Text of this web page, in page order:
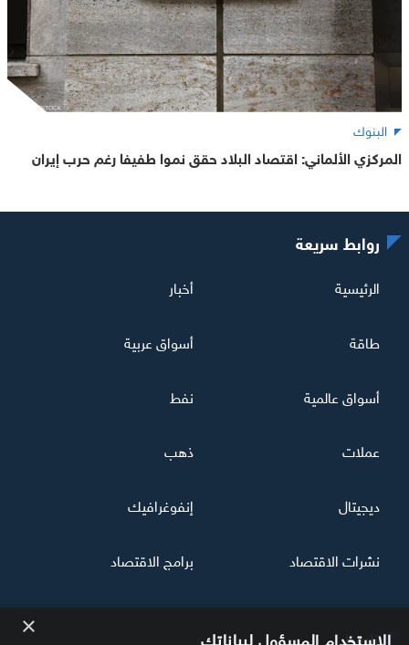
البنوك
المركزي الألماني: اقتصاد البلاد حقق نموا طفيفا رغم حرب إيران
تابعنا
روابط سريعة
الرئيسية أخبار
طاقة أسواق عربية
أسواق عالمية نفط
عملات ذهب
ديجيتال إنفوغرافيك
نشرات الاقتصاد برامج الاقتصاد
× الاستخدام المسؤول لبياناتك